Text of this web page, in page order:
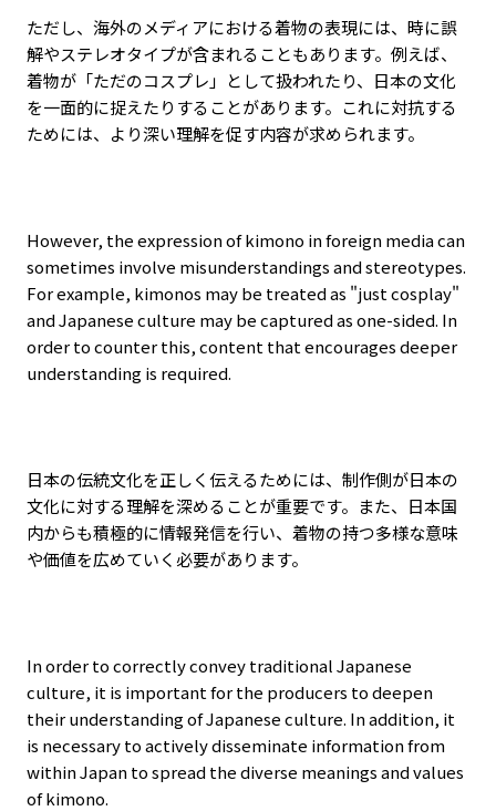
ただし、海外のメディアにおける着物の表現には、時に誤
解やステレオタイプが含まれることもあります。例えば、
着物が「ただのコスプレ」として扱われたり、日本の文化
を一面的に捉えたりすることがあります。これに対抗する
ためには、より深い理解を促す内容が求められます。
However, the expression of kimono in foreign media can
sometimes involve misunderstandings and stereotypes.
For example, kimonos may be treated as "just cosplay"
and Japanese culture may be captured as one-sided. In
order to counter this, content that encourages deeper
understanding is required.
日本の伝統文化を正しく伝えるためには、制作側が日本の
文化に対する理解を深めることが重要です。また、日本国
内からも積極的に情報発信を行い、着物の持つ多様な意味
や価値を広めていく必要があります。
In order to correctly convey traditional Japanese
culture, it is important for the producers to deepen
their understanding of Japanese culture. In addition, it
is necessary to actively disseminate information from
within Japan to spread the diverse meanings and values
of kimono.